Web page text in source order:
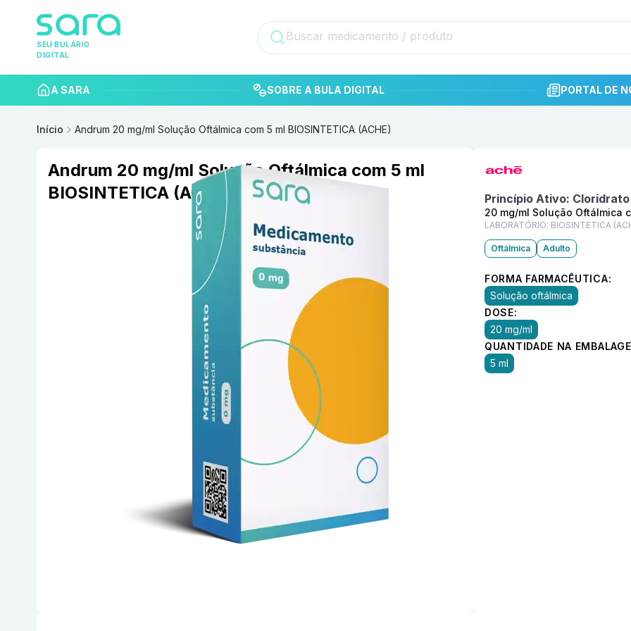
SEU BULÁRIO
DIGITAL
A SARA SOBRE A BULA DIGITAL PORTAL DE
Início Andrum 20 mg/ml Solução Oftálmica com 5 ml BIOSINTETICA (ACHE)
Andrum 20 mg/ml Solução Oftálmica com 5 ml
BIOSINTETICA (ACHE)
Princípio Ativo:
20 mg/ml Solução Oftálmica
LABORATÓRIO: BIOSINTETICA
Oftálmica Adulto
FORMA FARMACÊUTICA:
Solução oftálmica
DOSE:
20 mg/ml
QUANTIDADE NA
5 ml